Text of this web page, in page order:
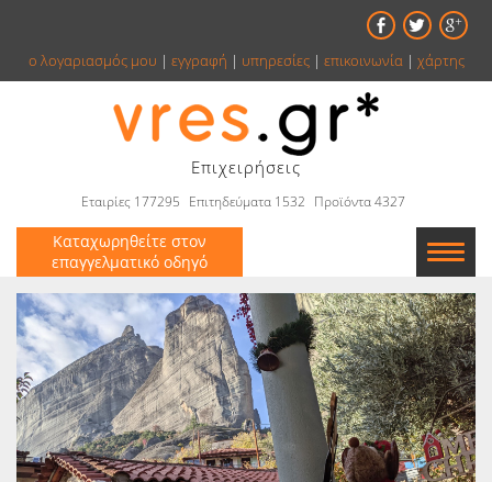
ο λογαριασμός μου | εγγραφή | υπηρεσίες| επικοινωνία| χάρτης
Επιχειρήσεις
Εταιρίες 177295 Επιτηδεύματα 1532 Προϊόντα 4327
Καταχωρηθείτε στον
επαγγελματικό οδηγό
Εταιρείες
Κατάλογος
Αγγελίες
Βιβλία